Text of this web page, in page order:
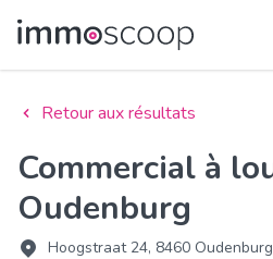
Retour aux résultats
Commercial à louer à
Oudenburg
Hoogstraat 24, 8460 Oudenburg